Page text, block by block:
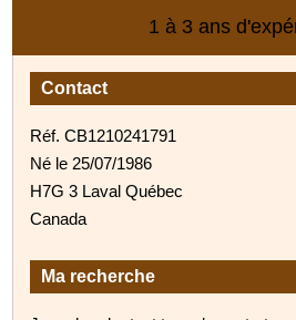
1 à 3 ans
Contact
Réf. CB1210241791
Né le 25/07/1986
H7G 3 Laval Québec
Canada
Ma recherche